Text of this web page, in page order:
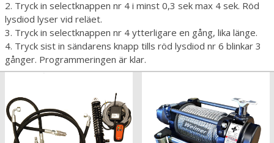
2. Tryck in selectknappen nr 4 i minst 0,3 sek max 4 sek. Röd
lysdiod lyser vid reläet.
3. Tryck in selectknappen nr 4 ytterligare en gång, lika länge.
4. Tryck sist in sändarens knapp tills röd lysdiod nr 6 blinkar 3
gånger. Programmeringen är klar.